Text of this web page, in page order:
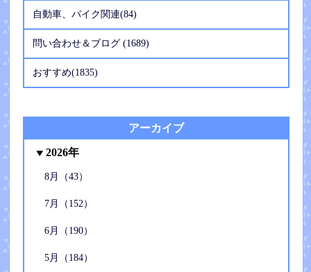
自動車、バイク関連(84)
問い合わせ＆ブログ (1689)
おすすめ(1835)
アーカイブ
2026年
8月（43）
7月（152）
6月（190）
5月（184）